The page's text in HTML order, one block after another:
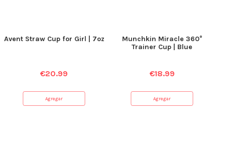
Avent Straw Cup for Girl | 7oz
€20.99
Agregar
Munchkin Miracle 360°
Trainer Cup | Blue
€18.99
Agregar